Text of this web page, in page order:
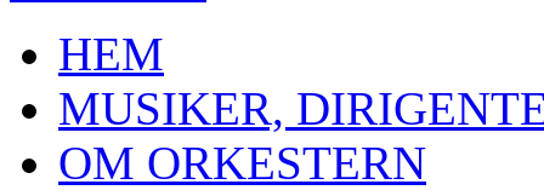
HEM
MUSIKER,
OM ORKESTERN